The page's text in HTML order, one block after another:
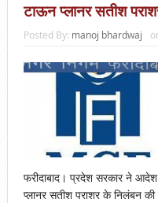
टाऊन प्लानर सतीश
Posted By: manoj bhardwaj
फरीदाबाद। प्रदेश सरकार ने
प्लानर सतीश पराशर के निलंबन